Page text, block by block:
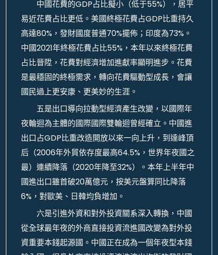
中國花費的GDP占比擬小（低于55%），居平
易近花費占比更低。美國終極花費占GDP比重持久
高達80%，發財國度普通70%擺佈；印度為73%。
中國2021年終極花費占比55%，本年以來終極花費
占比晉陞，花費對經濟增加進獻率顯明進步。花費
是最穩固的終極需求，轉向花費驅動型成長，會讓
國民過上更安康、更美妙的生涯。
五是出口導向拉動型經濟產生改變，以國際年
夜輪迴為主體的國際國際雙輪迴曾經確立。中國進
出口占GDP比重改造開放以來一向上升，到達峰頂
后（2006年外貿依存度最高64.5%，世界年夜國之
最）連續降落（2020年降至32%）。本年上半年中
國進出口雖首破20萬億元，按美元盤算同比降落
6%，對歐美、日韓均負增加。
六是引進外資和對外投資關系深入轉換，中國
從全球最年夜的外商直接投資流進國改變為對外投
資重要本錢起源國。中國正在成為一個年夜型本錢